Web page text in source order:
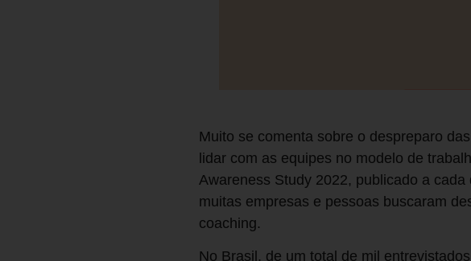
Muito se comenta sobre o despreparo
lidar com as equipes no modelo de
Awareness Study 2022, publicado a
muitas empresas e pessoas buscaram
coaching.
No Brasil, de um total de mil